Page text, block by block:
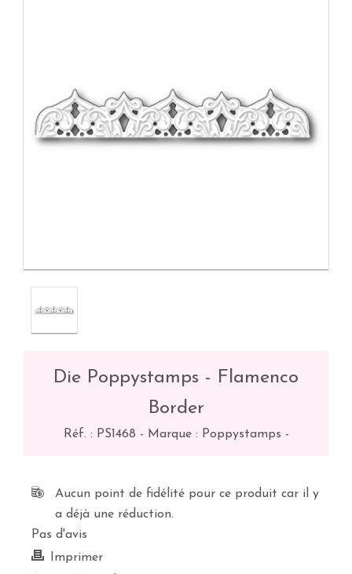
Die Poppystamps - Flamenco
Border
Réf. : PS1468 - Marque : Poppystamps -
Aucun point de fidélité pour ce produit car il y
a déjà une réduction.
Pas d'avis
Imprimer